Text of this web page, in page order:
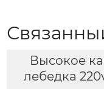
Высокое
лебедка